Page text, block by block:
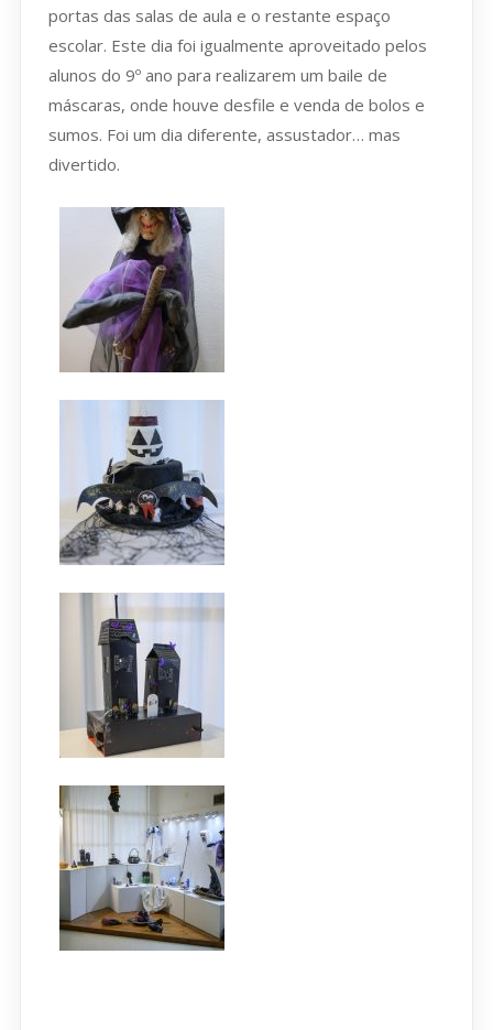
portas das salas de aula e o restante espaço
escolar. Este dia foi igualmente aproveitado pelos
alunos do 9º ano para realizarem um baile de
máscaras, onde houve desfile e venda de bolos e
sumos. Foi um dia diferente, assustador… mas
divertido.